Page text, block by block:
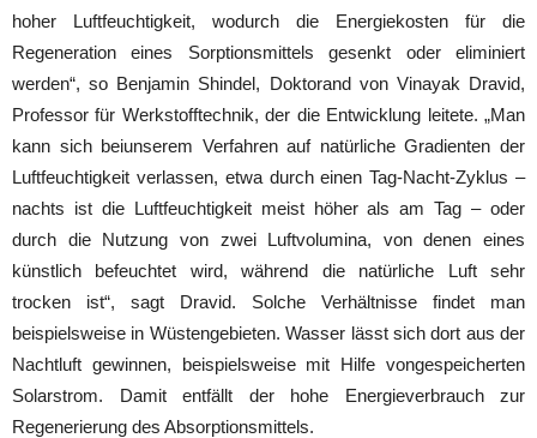
hoher Luftfeuchtigkeit, wodurch die Energiekosten für die
Regeneration eines Sorptionsmittels gesenkt oder eliminiert
werden“, so Benjamin Shindel, Doktorand von Vinayak Dravid,
Professor für Werkstofftechnik, der die Entwicklung leitete. „Man
kann sich beiunserem Verfahrenauf natürliche Gradienten der
Luftfeuchtigkeit verlassen, etwa durch einen Tag-Nacht-Zyklus –
nachts ist die Luftfeuchtigkeit meist höherals am Tag – oder
durch die Nutzung von zwei Luftvolumina, von denen eines
künstlich befeuchtet wird, während die natürliche Luft sehr
trocken ist“, sagt Dravid. Solche Verhältnisse findet man
beispielsweise in Wüstengebieten. Wasser lässt sich dort aus der
Nachtluft gewinnen, beispielsweise mit Hilfe vongespeicherten
Solarstrom.
Damit entfällt der hohe Energieverbrauch zur
Regenerierung des Absorptionsmittels.